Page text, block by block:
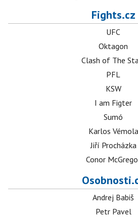
Fights.cz
UFC
Oktagon
Clash of The
PFL
KSW
I am Figter
Sumó
Karlos Vémola
Jiří Procházka
Conor
Andrej Babiš
Petr Pavel